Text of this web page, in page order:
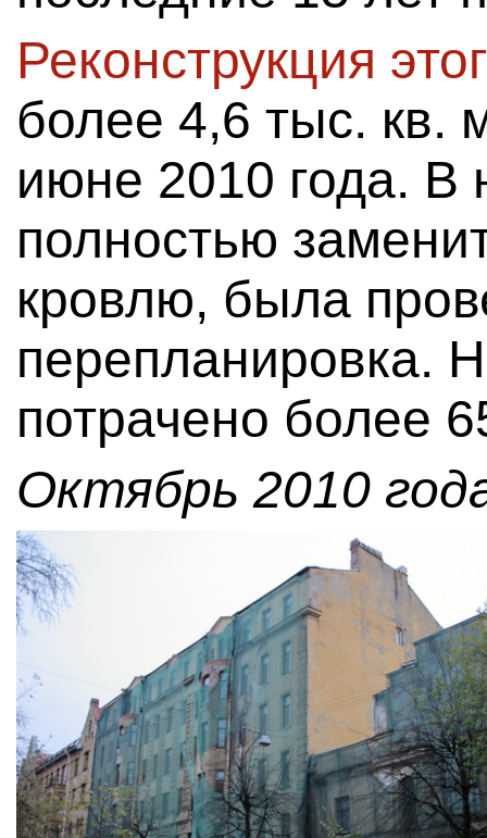
Реконструкция
более 4,6 тыс. кв.
июне 2010 года. В
полностью
кровлю, была
перепланировка.
потрачено более
Октябрь 2010